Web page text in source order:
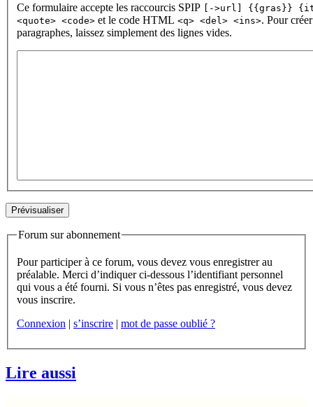
Ce formulaire accepte les raccourcis SPIP
[->url] {{gras}}
<quote> <code> et le code HTML <q> <del> <ins>. Pour
paragraphes, laissez simplement des lignes vides.
Forum sur abonnement
Pour participer à ce forum, vous devez vous enregistrer au
préalable. Merci d’indiquer ci-dessous l’identifiant personnel
qui vous a été fourni. Si vous n’êtes pas enregistré, vous devez
vous inscrire.
Connexion | s’inscrire | mot de passe oublié ?
Lire aussi